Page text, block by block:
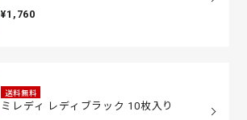
¥1,760
送料無料
ミレディ レディブラック 10枚入り